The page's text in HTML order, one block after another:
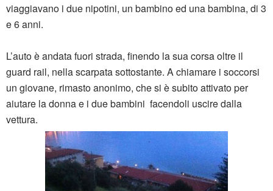
viaggiavano i due nipotini, un bambino ed una bambina, di 3
e 6 anni.
L’auto è andata fuori strada, finendo la sua corsa oltre il
guard rail, nella scarpata sottostante. A chiamare i soccorsi
un giovane, rimasto anonimo, che si è subito attivato per
aiutare la donna e i due bambini facendoli uscire dalla
vettura.